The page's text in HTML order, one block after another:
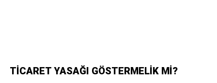
TİCARET YASAĞI GÖSTERMELİK Mİ?